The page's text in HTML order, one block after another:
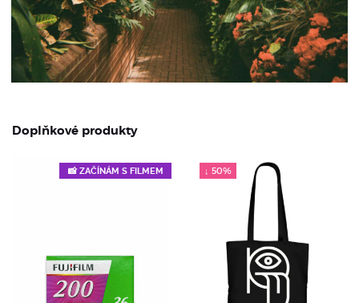
Doplňkové produkty
📸 ZAČÍNÁM S FILMEM ↓ 50%